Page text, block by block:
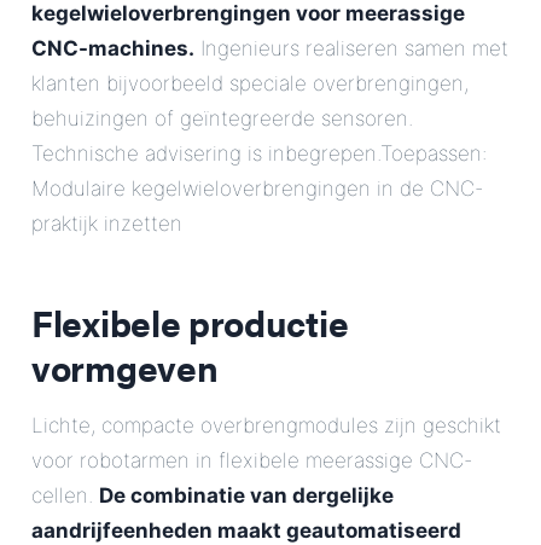
kegelwieloverbrengingen voor meerassige
CNC-machines. Ingenieurs realiseren samen met
klanten bijvoorbeeld speciale overbrengingen,
behuizingen of geïntegreerde sensoren.
Technische advisering is inbegrepen.Toepassen:
Modulaire kegelwieloverbrengingen in de CNC-
praktijk inzetten
Flexibele productie
vormgeven
Lichte, compacte overbrengmodules zijn geschikt
voor robotarmen in flexibele meerassige CNC-
cellen. De combinatie van dergelijke
aandrijfeenheden maakt geautomatiseerd